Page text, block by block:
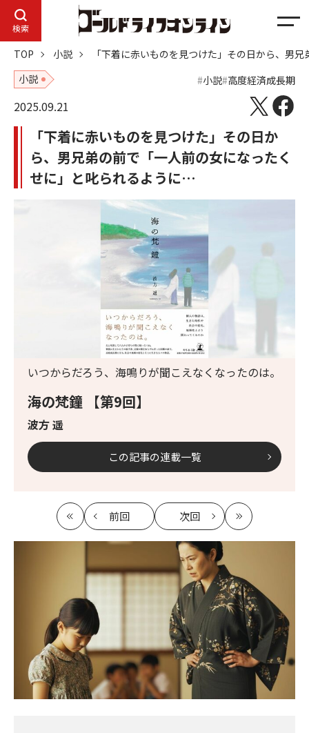
検索
メ
ュ
ー
TOP 小説
「下着に赤いものを見つけた」その日から、男
小説
小説 高度経済成長期
2025.09.21
「下着に赤いものを見つけた」その日か
ら、男兄弟の前で「一人前の女になったく
せに」と叱られるように…
海の梵鐘 【第9回】
波方 遥
いつからだろう、海鳴りが聞こえなくなったのは。
この記事の連載一覧
最
初
前回
記
へ
次回
記
事
へ
最
新